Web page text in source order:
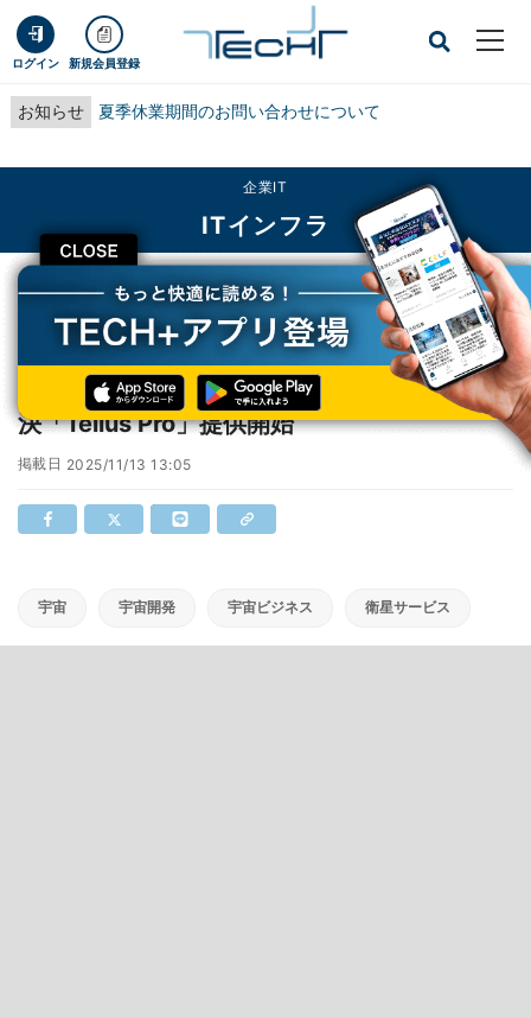
ログイン 新規会員登録
お知らせ 夏季休業期間のお問い合わせについて
CLOSE
企業IT
ITインフラ
TECH+ 企業IT
ITインフラ
衛星データ業務をひとつのクラウド基盤で解決「Tellus Pro」提供開始
衛星データ業務をひとつのクラウド基盤で解
決「Tellus Pro」提供開始
掲載日 2025/11/13 13:05
宇宙 宇宙開発 宇宙ビジネス 衛星サービス